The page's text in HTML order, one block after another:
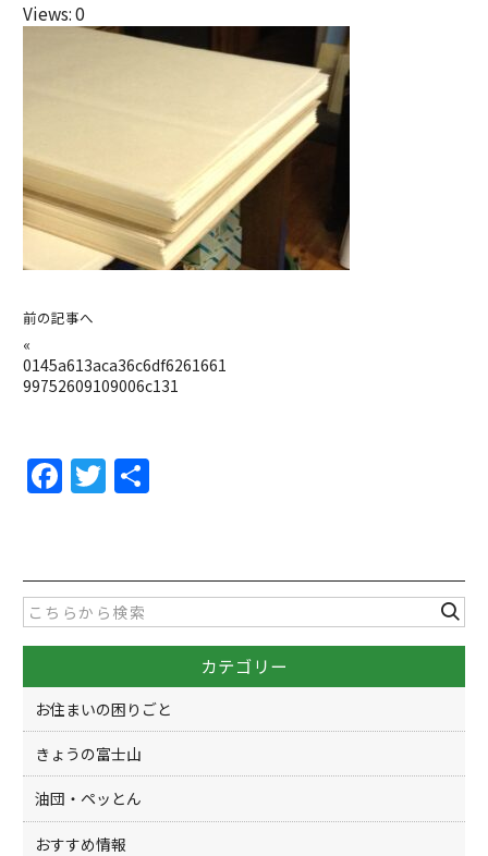
Views: 0
前の記事へ
«
0145a613aca36c6df6261661
99752609109006c131
F
a
e
b
o
o
k
T
w
er
カテゴリー
お住まいの困りごと
きょうの富士山
油団・ペッとん
おすすめ情報